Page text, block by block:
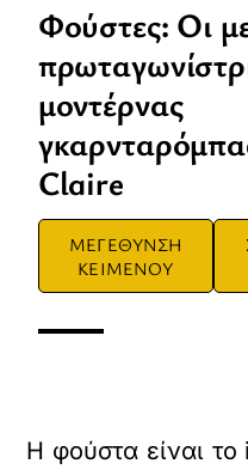
Φούστες: Οι
μοντέρνας
Claire
ΜΕΓΕΘΥΝΣΗ
ΚΕΙΜΕΝΟΥ
Η φούστα είναι